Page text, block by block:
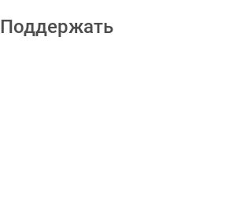
Поддержать